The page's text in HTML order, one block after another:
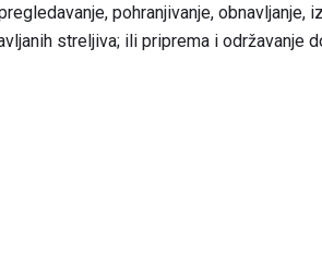
pohranjivanje, obnavljanje,
streljiva; ili priprema i održavanje